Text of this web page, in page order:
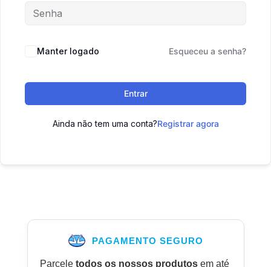
Manter logado Esqueceu a senha?
Entrar
Ainda não tem uma conta?Registrar agora
PAGAMENTO SEGURO
Parcele todos os nossos produtosem até